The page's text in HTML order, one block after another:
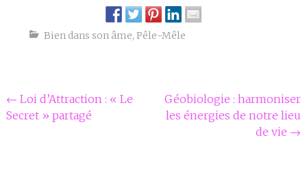
Bien dans son âme, Pêle-Mêle
Navigation
Article
← Loi d’Attraction : « Le
Secret » partagé
Géobiologie : harmoniser
les énergies de notre lieu
de vie →